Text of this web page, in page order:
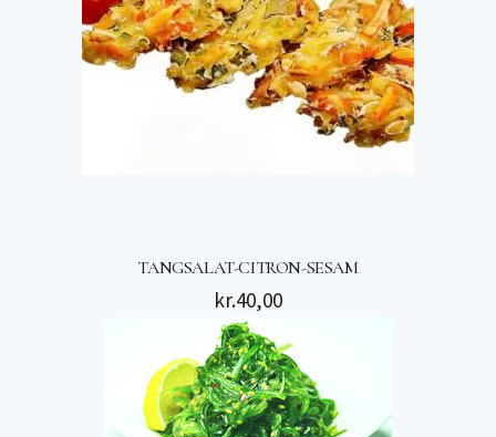
TANGSALAT-CITRON-SESAM
kr.40,00